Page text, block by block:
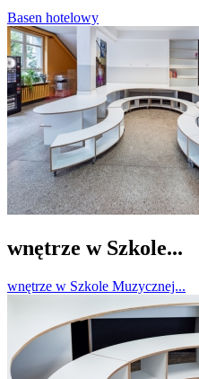
Basen hotelowy
wnętrze w Szkole...
wnętrze w Szkole Muzycznej...